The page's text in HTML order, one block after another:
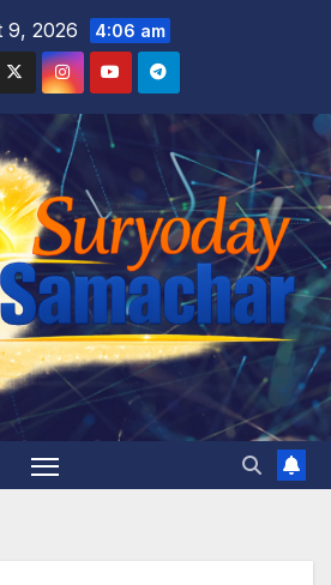
9, 2026 4:06 am